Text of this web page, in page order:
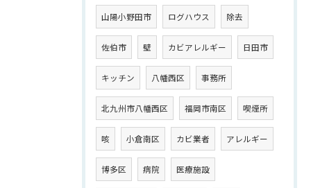
山陽小野田市 ログハウス 除去
佐伯市 壁 カビアレルギー 日田市
キッチン 八幡西区 事務所
北九州市八幡西区 福岡市南区 喫煙所
咳 小倉南区 カビ業者 アレルギー
博多区 病院 医療施設